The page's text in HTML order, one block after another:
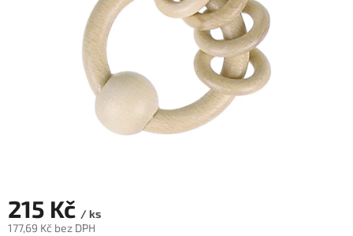
215 Kč / ks
177,69 Kč bez DPH